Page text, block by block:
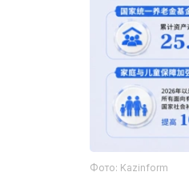
Фото: Kazinform